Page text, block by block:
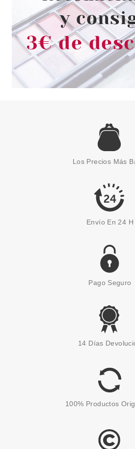
ARDELL
ARDELL NAIL ADDICT
6.94€
Los Precios Más
Envío En 24 H
Pago Seguro
14 Días
100% Productos